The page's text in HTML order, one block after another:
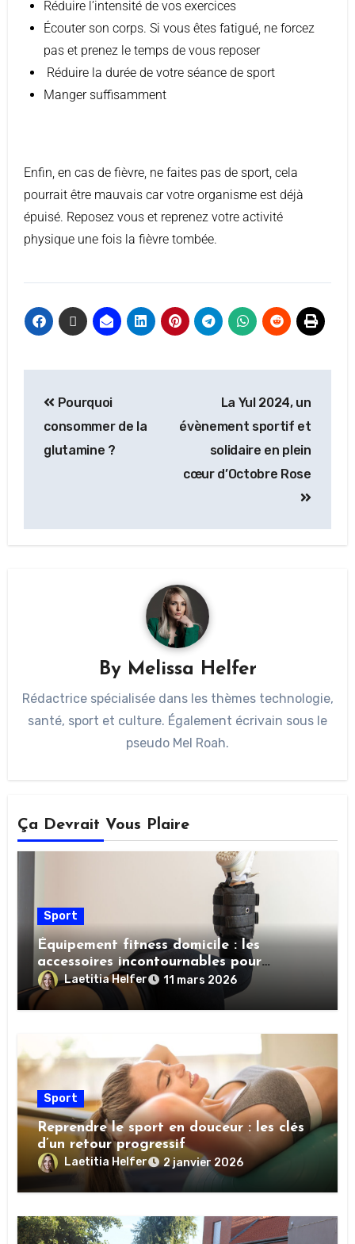
Réduire l’intensité de vos exercices
Écouter son corps. Si vous êtes fatigué, ne forcez
pas et prenez le temps de vous reposer
Réduire la durée de votre séance de sport
Manger suffisamment
Enfin, en cas de fièvre, ne faites pas de sport, cela
pourrait être mauvais car votre organisme est déjà
épuisé. Reposez vous et reprenez votre activité
physique une fois la fièvre tombée.
Pourquoi
consommer de la
glutamine ?
La Yul 2024, un
évènement sportif et
solidaire en plein
cœur d’Octobre Rose
By Melissa Helfer
Rédactrice spécialisée dans les thèmes technologie,
santé, sport et culture. Également écrivain sous le
pseudo Mel Roah.
Ça Devrait Vous Plaire
Sport
Équipement fitness domicile : les
accessoires incontournables pour
booster vos performances sportives
Laetitia Helfer 11 mars 2026
Sport
Reprendre le sport en douceur : les clés
d’un retour progressif
Laetitia Helfer 2 janvier 2026